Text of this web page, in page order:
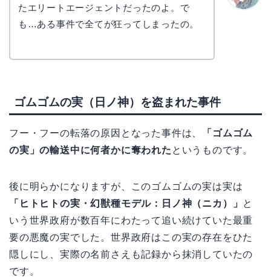
たエリートエージェントだったのよ。で
も…ある事件で全てが狂ってしまったの。
ゴムゴムの実（日ノ神）を盗まれた事件
フー・フーの転落の原因となった事件は、
「ゴムゴム
の実」の輸送中に何者かに奪われた というものです。
後に明らかになりますが、このゴムゴムの実は実は
「ヒトヒトの実・幻獣種モデル：日ノ神（ニカ）」 と
いう世界政府が数百年にわたって追い続けていた最重
要の悪魔の実でした。世界政府はこの実の存在をひた
隠しにし、実際の名前さえも記録から抹消していたの
です。